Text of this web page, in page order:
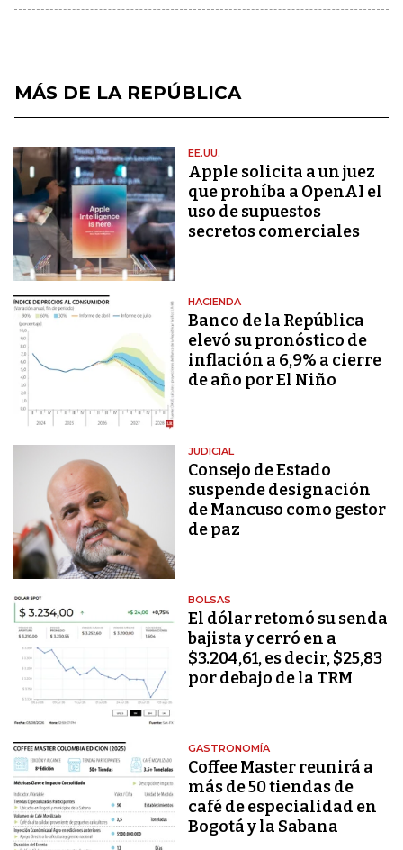
MÁS DE LA REPÚBLICA
EE.UU.
Apple solicita a un juez
que prohíba a OpenAI el
uso de supuestos
secretos comerciales
HACIENDA
Banco de la República
elevó su pronóstico de
inflación a 6,9% a cierre
de año por El Niño
JUDICIAL
Consejo de Estado
suspende designación
de Mancuso como gestor
de paz
BOLSAS
El dólar retomó su senda
bajista y cerró en a
$3.204,61, es decir, $25,83
por debajo de la TRM
GASTRONOMÍA
Coffee Master reunirá a
más de 50 tiendas de
café de especialidad en
Bogotá y la Sabana